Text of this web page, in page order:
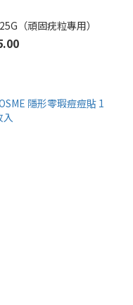
（頑固疣粒專用）